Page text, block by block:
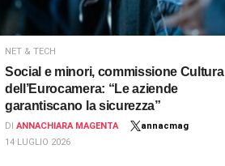
NET & TECH
Social e minori, commissione Cultura
dell’Eurocamera: “Le aziende
garantiscano la sicurezza”
DI ANNACHIARA MAGENTA
annacmag
14 LUGLIO 2026